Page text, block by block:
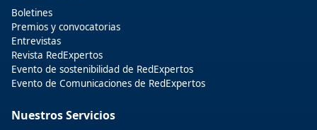
Boletines
Premios y convocatorias
Entrevistas
Revista RedExpertos
Evento de sostenibilidad de RedExpertos
Evento de Comunicaciones de RedExpertos
Nuestros Servicios